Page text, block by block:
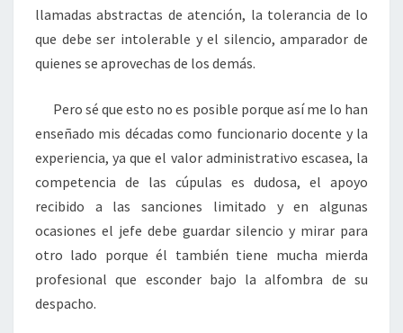
llamadas abstractas de atención, la tolerancia de lo
que debe ser intolerable y el silencio, amparador de
quienes se aprovechas de los demás.
Pero sé que esto no es posible porque así me lo han
enseñado mis décadas como funcionario docente y la
experiencia, ya que el valor administrativo escasea, la
competencia de las cúpulas es dudosa, el apoyo
recibido a las sanciones limitado y en algunas
ocasiones el jefe debe guardar silencio y mirar para
otro lado porque él también tiene mucha mierda
profesional que esconder bajo la alfombra de su
despacho.